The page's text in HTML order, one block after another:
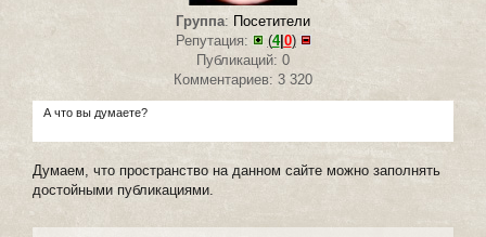
Группа: Посетители
Репутация:
(4| 0)
Публикаций: 0
Комментариев: 3 320
А что вы думаете?
Думаем, что пространство на данном сайте можно заполнять
достойными публикациями.